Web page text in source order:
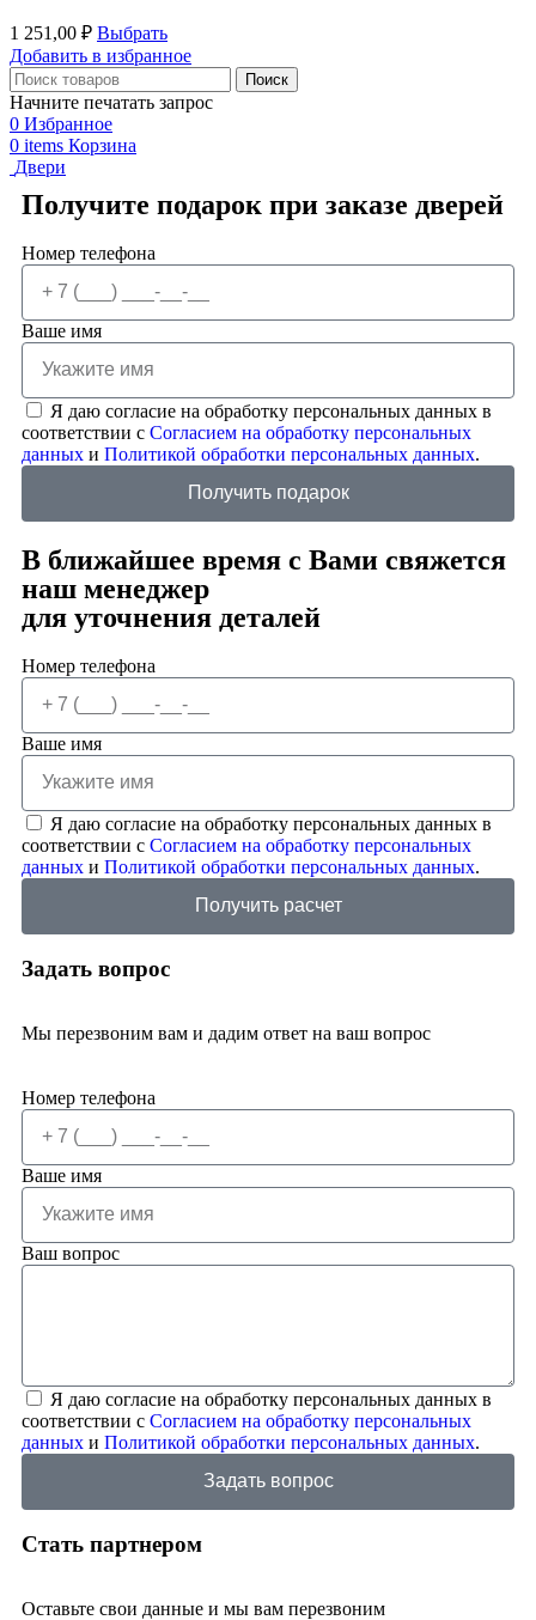
1 251,00 ₽ Выбрать
Добавить в избранное
Поиск
Начните печатать запрос
0 Избранное
0 items Корзина
Двери
Получите подарок при заказе дверей
Номер телефона
Ваше имя
Я даю согласие на обработку персональных данных в
соответствии с Согласием на обработку персональных
данных и Политикой обработки персональных данных.
Получить подарок
В ближайшее время с Вами свяжется
наш менеджер
для уточнения деталей
Номер телефона
Ваше имя
Я даю согласие на обработку персональных данных в
соответствии с Согласием на обработку персональных
данных и Политикой обработки персональных данных.
Получить расчет
Задать вопрос
Мы перезвоним вам и дадим ответ на ваш вопрос
Номер телефона
Ваше имя
Ваш вопрос
Я даю согласие на обработку персональных данных в
соответствии с Согласием на обработку персональных
данных и Политикой обработки персональных данных.
Задать вопрос
Стать партнером
Оставьте свои данные и мы вам перезвоним